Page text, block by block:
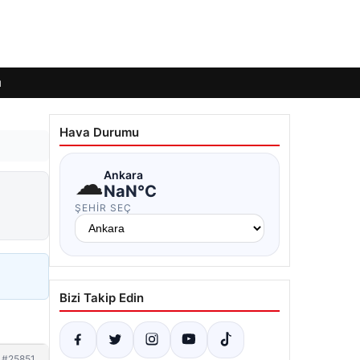
Hava Durumu
☁Ankara
NaN°C
ŞEHIR SEÇ
Bizi Takip Edin